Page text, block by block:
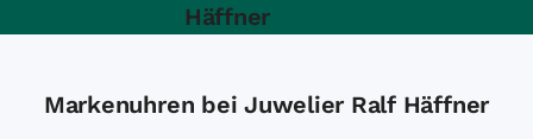
Häffner
Markenuhren bei Juwelier Ralf Häffner